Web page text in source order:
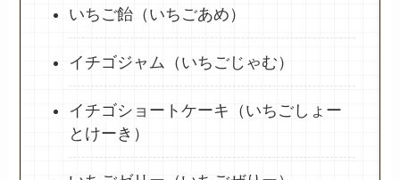
いちご飴（いちごあめ）
イチゴジャム（いちごじゃむ）
イチゴショートケーキ（いちごしょー
とけーき）